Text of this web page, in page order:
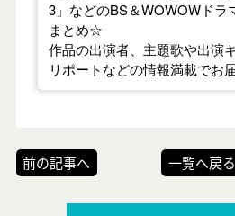
3」などのBS＆WOWOWドラ
まとめ☆
作品の出演者、主題歌や出演
リポートなどの情報満載でお
前の記事へ 一覧へ戻る